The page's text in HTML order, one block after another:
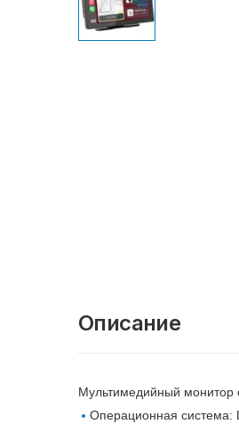
Описание
Мультимедийный монитор
Операционная система: